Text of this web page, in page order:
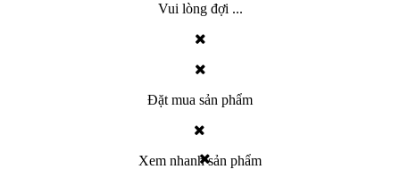
Vui lòng đợi ...
Đặt mua sản phẩm
Xem nhanh sản phẩm